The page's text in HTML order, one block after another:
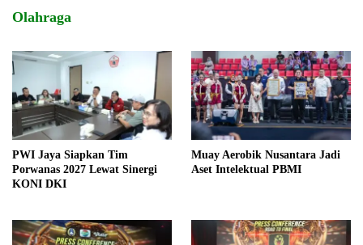
Olahraga
PWI Jaya Siapkan Tim
Porwanas 2027 Lewat Sinergi
KONI DKI
Muay Aerobik Nusantara Jadi
Aset Intelektual PBMI